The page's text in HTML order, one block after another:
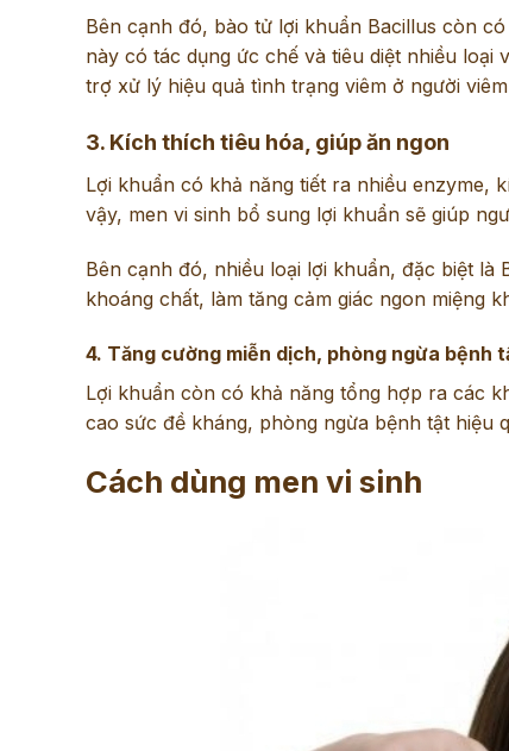
Bên cạnh đó, bào tử lợi khuẩn Bacillus còn
này có tác dụng ức chế và tiêu diệt nhiều
trợ xử lý hiệu quả tình trạng viêm ở người
3. Kích thích tiêu hóa, giúp ăn ngon
Lợi khuẩn có khả năng tiết ra nhiều enzyme,
vậy, men vi sinh bổ sung lợi khuẩn sẽ giúp
Bên cạnh đó, nhiều loại lợi khuẩn, đặc biệt
khoáng chất, làm tăng cảm giác ngon miệng
4. Tăng cường miễn dịch, phòng ngừa bệnh
Lợi khuẩn còn có khả năng tổng hợp ra các
cao sức đề kháng, phòng ngừa bệnh tật hiệu
Cách dùng men vi sinh